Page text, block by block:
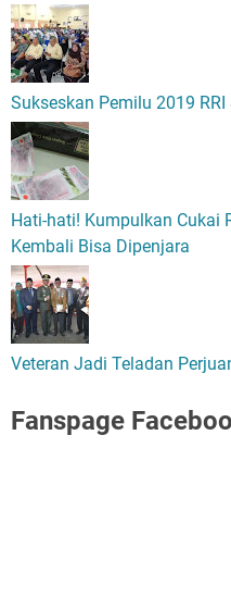
Sukseskan Pemilu 2019
Hati-hati! Kumpulkan Cukai
Kembali Bisa Dipenjara
Veteran Jadi Teladan
Fanspage